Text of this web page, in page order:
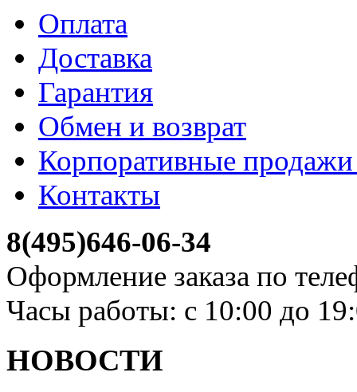
Оплата
Доставка
Гарантия
Обмен и возврат
Корпоративные
Контакты
8(495)646-06-34
Оформление заказа по
Часы работы: с 10:00 до
НОВОСТИ